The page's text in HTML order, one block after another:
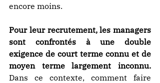
encore moins.
Pour leur recrutement, les managers
sont confrontés à une double
exigence de court terme connu et de
moyen terme largement inconnu.
Dans ce contexte, comment faire